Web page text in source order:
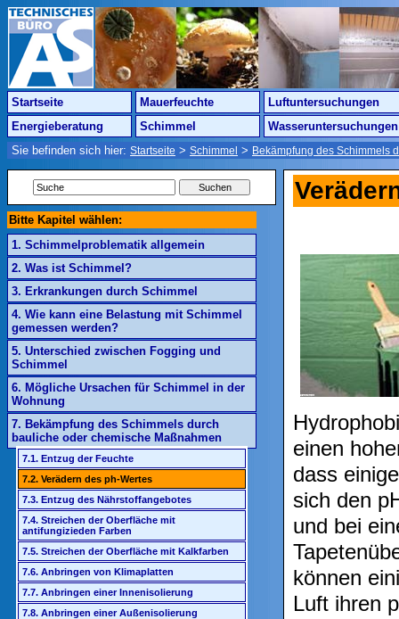
Startseite Mauerfeuchte
Luftuntersuchungen
Energieberatung
Schimmel
Wasseruntersuchungen
Sie befinden sich hier: Startseite > Schimmel > Bekämpfung des Schimmels
Bitte Kapitel wählen:
1. Schimmelproblematik allgemein
2. Was ist Schimmel?
3. Erkrankungen durch Schimmel
4. Wie kann eine Belastung mit Schimmel
gemessen werden?
5. Unterschied zwischen Fogging und
Schimmel
6. Mögliche Ursachen für Schimmel in der
Wohnung
7. Bekämpfung des Schimmels durch
bauliche oder chemische Maßnahmen
7.1. Entzug der Feuchte
7.2. Verädern des ph-Wertes
7.3. Entzug des Nährstoffangebotes
7.4. Streichen der Oberfläche mit
antifungizieden Farben
7.5. Streichen der Oberfläche mit Kalkfarben
7.6. Anbringen von Klimaplatten
7.7. Anbringen einer Innenisolierung
7.8. Anbringen einer Außenisolierung
einen
dass
sich den
und bei
können
Luft ihren